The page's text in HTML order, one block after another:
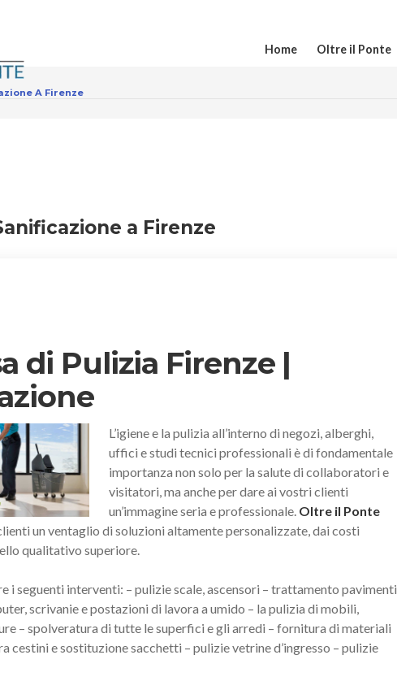
Home Oltre il Ponte
A Firenze
a Firenze
di Pulizia Firenze |
L’igiene e la pulizia all’interno di negozi, alberghi,
uffici e studi tecnici professionali è di fondamentale
importanza non solo per la salute di collaboratori e
visitatori, ma anche per dare ai vostri clienti
un’immagine seria e professionale. Oltre il Ponte
un ventaglio di soluzioni altamente personalizzate, dai costi
qualitativo superiore.
i seguenti interventi: – pulizie scale, ascensori – trattamento pavimenti
scrivanie e postazioni di lavora a umido – la pulizia di mobili,
– spolveratura di tutte le superfici e gli arredi – fornitura di materiali
cestini e sostituzione sacchetti – pulizie vetrine d’ingresso – pulizie